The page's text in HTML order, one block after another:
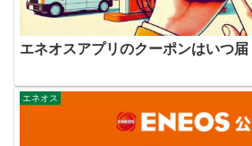
エネオスアプリのクーポンはいつ
エネオス